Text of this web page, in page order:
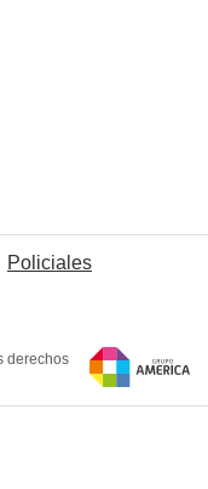
Policiales
derechos